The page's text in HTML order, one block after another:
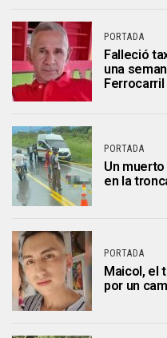
PORTADA
Falleció
una
Ferrocarril
PORTADA
Un
en la
PORTADA
Maicol, el
por un